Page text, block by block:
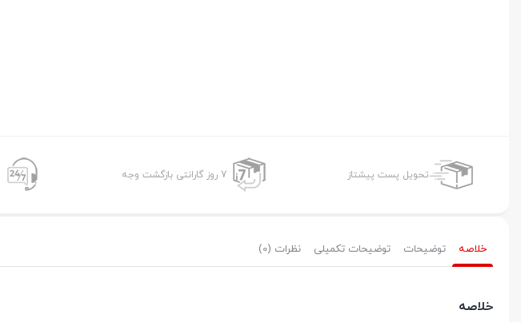
تحویل پست پیشتاز 7 روز گارانتی بازگشت وجه
خلاصه توضیحات توضیحات تکمیلی نظرات (0)
خلاصه